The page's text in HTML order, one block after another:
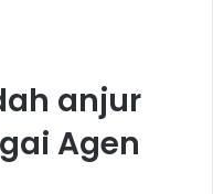
anjur
Agen